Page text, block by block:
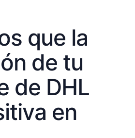
que la
de tu
de DHL
en